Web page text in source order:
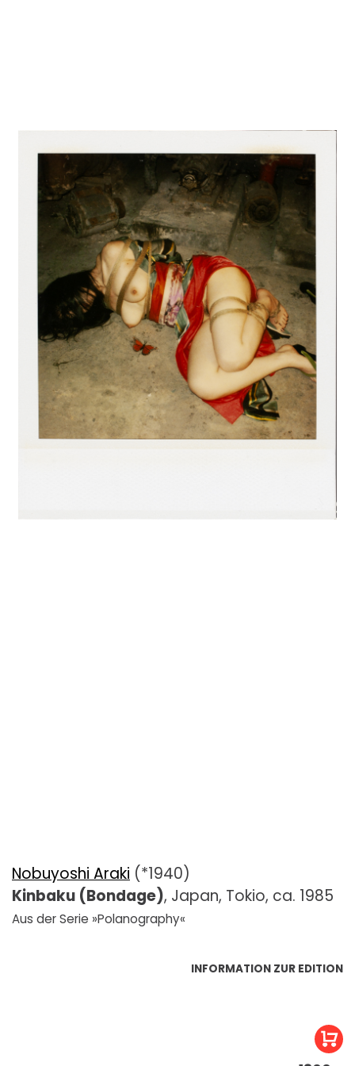
Nobuyoshi Araki (*1940)
Kinbaku (Bondage), Japan, Tokio, ca. 1985
Aus der Serie »Polanography«
INFORMATION ZUR EDITION